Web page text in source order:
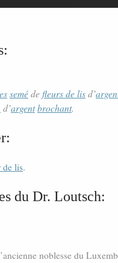
semédefleurs de lisd’
d’argentbrochant.
de lis.
du Dr. Loutsch:
noblesse du